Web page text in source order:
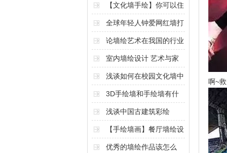
艺术作品欣赏（上篇）
【文化墙手绘】你可以住
在任何想要的风景里
全球年轻人钟爱网红墙打
卡
论墙绘艺术在我国的行业
现状与发展
室内墙绘设计 艺术与家
居的完美结合
浅谈如何在校园文化墙中
体现校园文化内涵
3D手绘墙和手绘墙有什
么区别
浅谈中国古建筑彩绘
【手绘墙画】餐厅墙绘设
计奥秘
优秀的墙绘作品该怎么
啊~